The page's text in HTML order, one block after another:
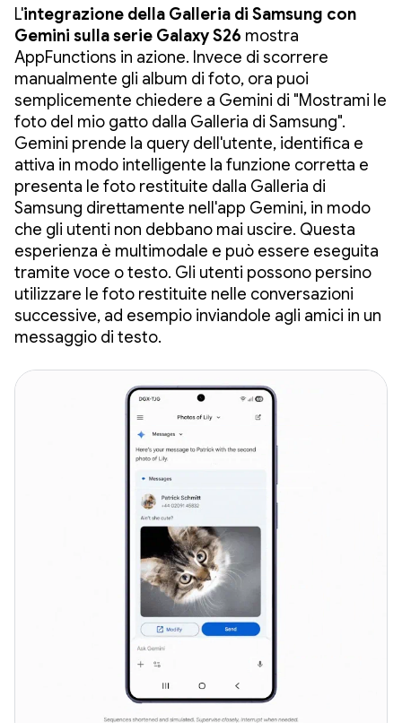
L'integrazione della Galleria di Samsung con
Gemini sulla serie Galaxy S26 mostra
AppFunctions in azione. Invece di scorrere
manualmente gli album di foto, ora puoi
semplicemente chiedere a Gemini di "Mostrami le
foto del mio gatto dalla Galleria di Samsung".
Gemini prende la query dell'utente, identifica e
attiva in modo intelligente la funzione corretta e
presenta le foto restituite dalla Galleria di
Samsung direttamente nell'app Gemini, in modo
che gli utenti non debbano mai uscire. Questa
esperienza è multimodale e può essere eseguita
tramite voce o testo. Gli utenti possono persino
utilizzare le foto restituite nelle conversazioni
successive, ad esempio inviandole agli amici in un
messaggio di testo.